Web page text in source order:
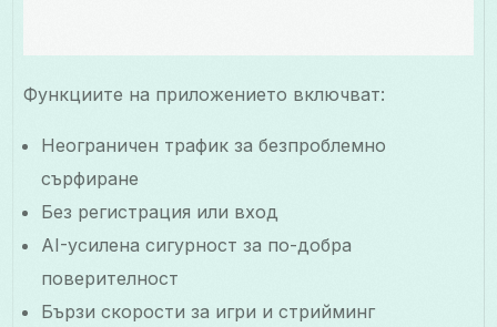
Функциите на приложението включват:
Неограничен трафик за безпроблемно
сърфиране
Без регистрация или вход
AI-усилена сигурност за по-добра
поверителност
Бързи скорости за игри и стрийминг